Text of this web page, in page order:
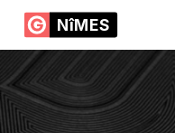
NîMES